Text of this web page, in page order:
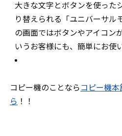
大きな文字とボタンを使った
り替えられる「ユニバーサル
の画面ではボタンやアイコン
いうお客様にも、簡単にお使
コピー機のことなら コピー機
ら ！！